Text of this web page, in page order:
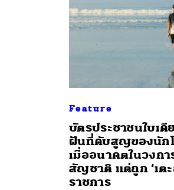
Feature
บัตรประชาชนใบเดี
ฝันที่ดับสูญของนัก
เมื่ออนาคตในวงก
สัญชาติ แต่ถูก ‘เต
ราชการ